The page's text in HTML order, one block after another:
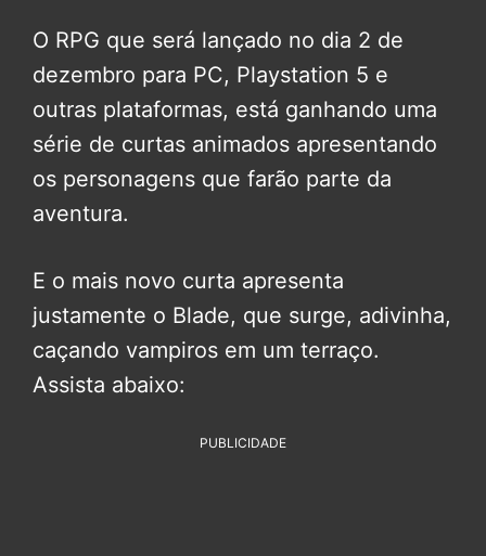
O RPG que será lançado no dia 2 de
dezembro para PC, Playstation 5 e
outras plataformas, está ganhando uma
série de curtas animados apresentando
os personagens que farão parte da
aventura.
E o mais novo curta apresenta
justamente o Blade, que surge, adivinha,
caçando vampiros em um terraço.
Assista abaixo:
PUBLICIDADE